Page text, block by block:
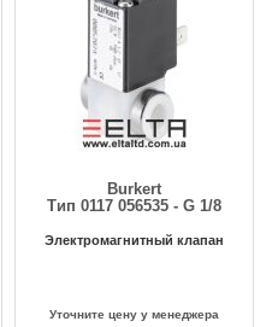
Burkert
Тип 0117 056535 - G 1/8
Электромагнитный клапан
Уточните цену у менеджера